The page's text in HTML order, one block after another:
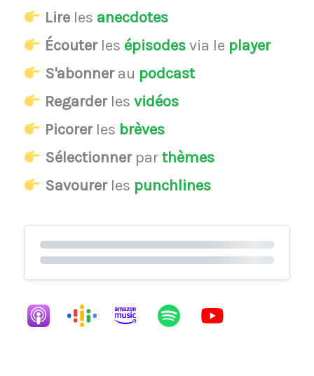
Lireles anecdotes
Écouterles épisodesvia le player
S'abonnerau podcast
Regarderles vidéos
Picorerles brèves
Sélectionnerparthèmes
Savourerles punchlines